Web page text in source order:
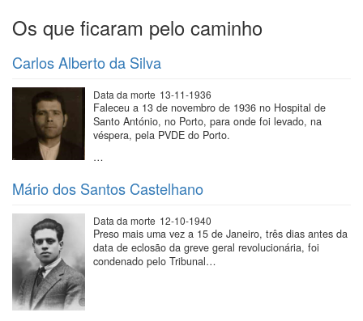
Os que ficaram pelo caminho
Carlos Alberto da Silva
Data da morte 13-11-1936
Faleceu a 13 de novembro de 1936 no Hospital de
Santo António, no Porto, para onde foi levado, na
véspera, pela PVDE do Porto.
…
Mário dos Santos Castelhano
Data da morte 12-10-1940
Preso mais uma vez a 15 de Janeiro, três dias antes da
data de eclosão da greve geral revolucionária, foi
condenado pelo Tribunal…